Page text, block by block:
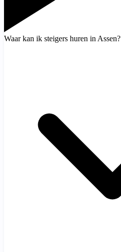
Waar kan ik steigers huren in Assen?